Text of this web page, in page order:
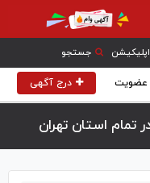
اپلیکیشن جستجو
درج آگهی عضویت